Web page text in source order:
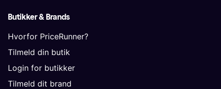
Butikker & Brands
Hvorfor PriceRunner?
Tilmeld din butik
Login for butikker
Tilmeld dit brand